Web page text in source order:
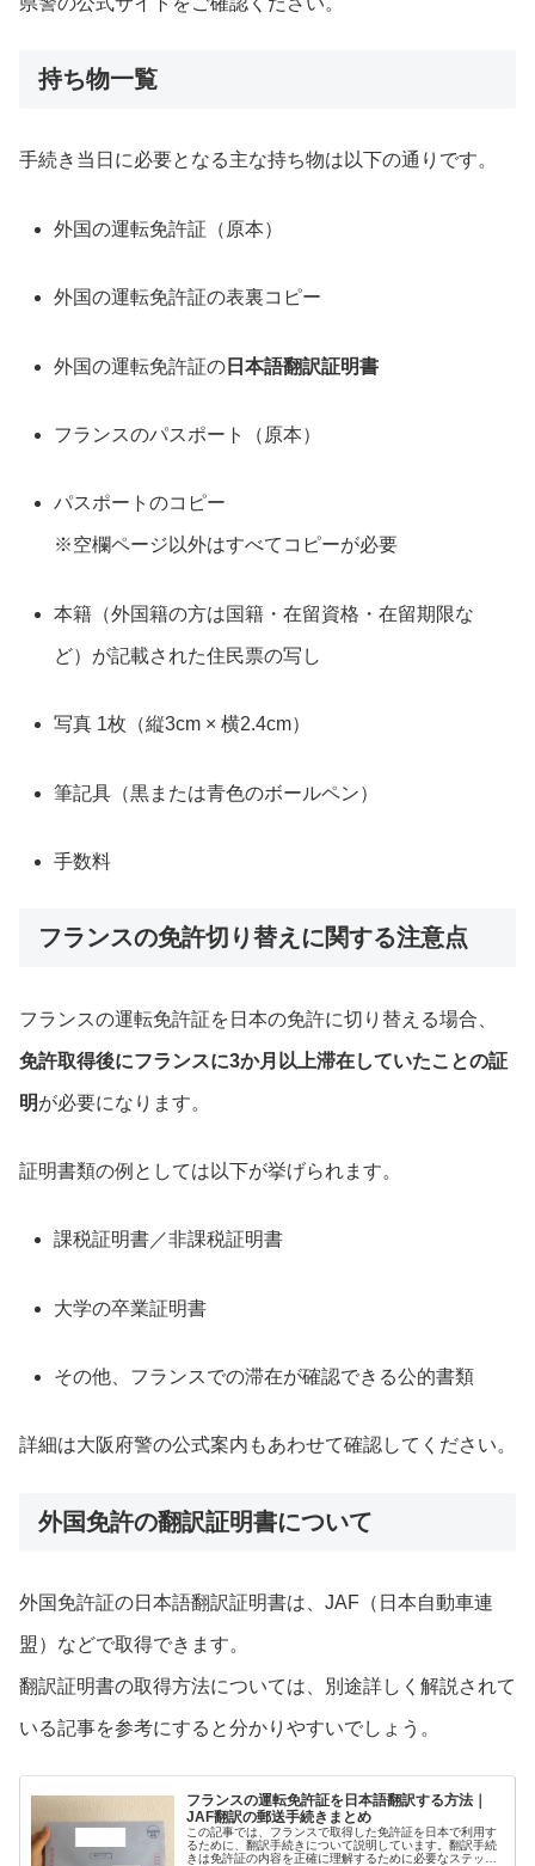
持ち物一覧
手続き当日に必要となる主な持ち物は以下の通りです。
外国の運転免許証（原本）
外国の運転免許証の表裏コピー
外国の運転免許証の 日本語翻訳証明書
フランスのパスポート（原本）
パスポートのコピー
※空欄ページ以外はすべてコピーが必要
本籍（外国籍の方は国籍・在留資格・在留期限な
ど）が記載された住民票の写し
写真 1枚（縦3cm × 横2.4cm）
筆記具（黒または青色のボールペン）
手数料
フランスの免許切り替えに関する注意点
フランスの運転免許証を日本の免許に切り替える場合、
免許取得後にフランスに3か月以上滞在していたことの証
明が必要になります。
証明書類の例としては以下が挙げられます。
課税証明書／非課税証明書
大学の卒業証明書
その他、フランスでの滞在が確認できる公的書類
詳細は大阪府警の公式案内もあわせて確認してください。
外国免許の翻訳証明書について
外国免許証の日本語翻訳証明書は、JAF（日本自動車連
盟）などで取得できます。
翻訳証明書の取得方法については、別途詳しく解説されて
いる記事を参考にすると分かりやすいでしょう。
フランスの運転免許証を日本語翻訳する方法｜
JAF翻訳の郵送手続きまとめ
この記事では、フランスで取得した免許証を日本で利用す
るために、翻訳手続きについて説明しています。翻訳手続
きは免許証の内容を正確に理解するために必要なステップ